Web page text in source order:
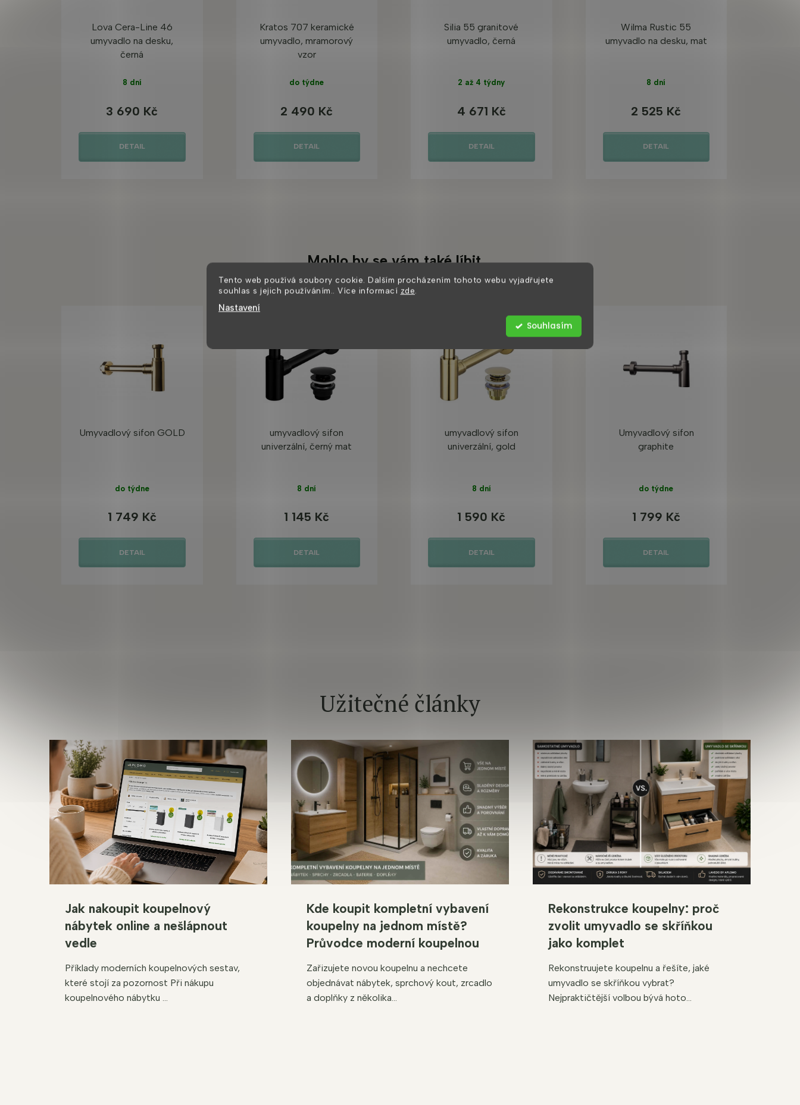
Tento web používá soubory cookie. Dalším procházením tohoto webu vyjadřujete
souhlas s jejich používáním.. Více informací zde.
Nastavení
Souhlasím
Lova Cera-Line 46
umyvadlo na desku,
černá
8 dní
3 690 Kč
DETAIL
Kratos 707 keramické
umyvadlo, mramorový
vzor
do týdne
2 490 Kč
DETAIL
Silia 55 granitové
umyvadlo, černá
2 až 4 týdny
4 671 Kč
DETAIL
Wilma Rustic 55
umyvadlo na desku, mat
8 dní
2 525 Kč
DETAIL
Mohlo by se vám také líbit
Umyvadlový sifon GOLD
do týdne
1 749 Kč
DETAIL
umyvadlový sifon
univerzální, černý mat
8 dní
1 145 Kč
DETAIL
umyvadlový sifon
univerzální, gold
8 dní
1 590 Kč
DETAIL
Umyvadlový sifon
graphite
do týdne
1 799 Kč
DETAIL
Užitečné články
Jak nakoupit koupelnový
nábytek online a nešlápnout
vedle
Příklady moderních koupelnových sestav,
které stojí za pozornost Při nákupu
koupelnového nábytku ...
Kde koupit kompletní vybavení
koupelny na jednom místě?
Průvodce moderní koupelnou
Zařizujete novou koupelnu a nechcete
objednávat nábytek, sprchový kout, zrcadlo
a doplňky z několika...
Rekonstrukce koupelny: proč
zvolit umyvadlo se skříňkou
jako komplet
Rekonstruujete koupelnu a řešíte, jaké
umyvadlo se skříňkou vybrat?
Nejpraktičtější volbou bývá hoto...